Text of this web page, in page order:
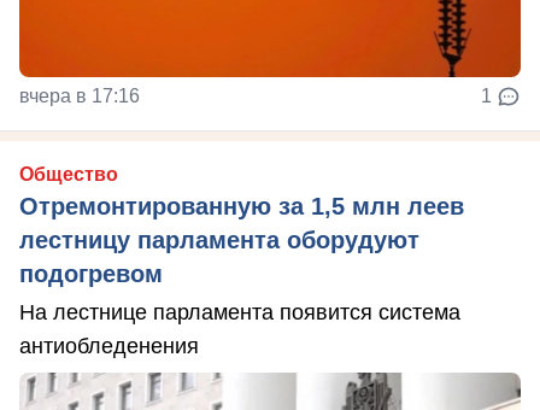
вчера в 17:16 1
Общество
Отремонтированную за 1,5 млн леев
лестницу парламента оборудуют
подогревом
На лестнице парламента появится система
антиобледенения